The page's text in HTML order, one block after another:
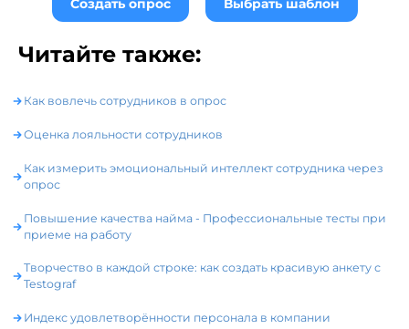
Создать опрос Выбрать шаблон
Читайте также:
Как вовлечь сотрудников в опрос
Оценка лояльности сотрудников
Как измерить эмоциональный интеллект сотрудника через
опрос
Повышение качества найма - Профессиональные тесты при
приеме на работу
Творчество в каждой строке: как создать красивую анкету с
Testograf
Индекс удовлетворённости персонала в компании